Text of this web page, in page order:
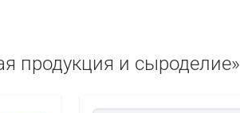
продукция и сыроделие»